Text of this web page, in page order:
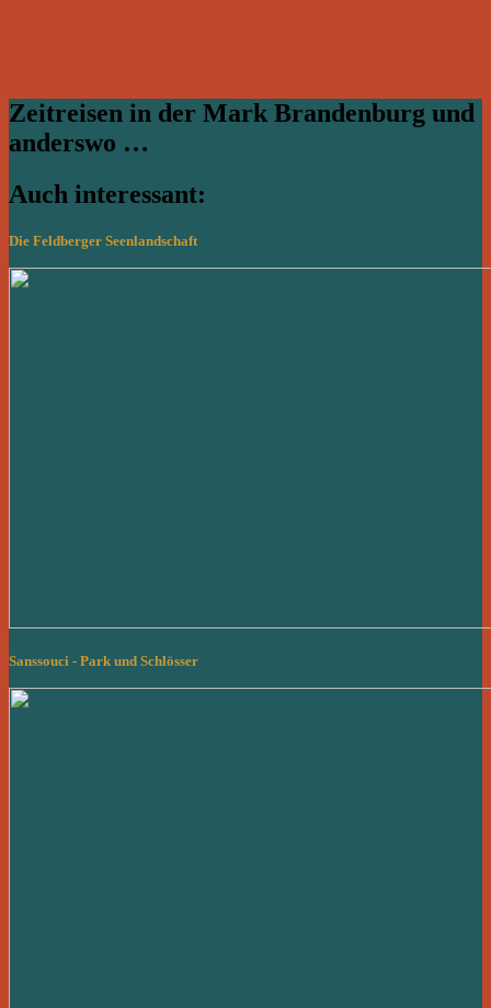
Zeitreisen in der Mark Brandenburg und
anderswo …
Auch interessant:
Die Feldberger Seenlandschaft
Sanssouci - Park und Schlösser